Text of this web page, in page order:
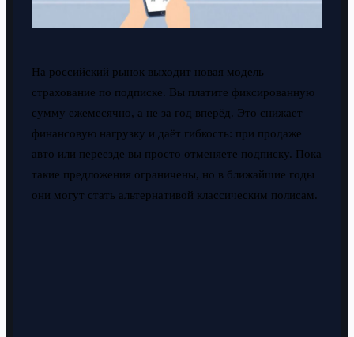
На российский рынок выходит новая модель —
страхование по подписке. Вы платите фиксированную
сумму ежемесячно, а не за год вперёд. Это снижает
финансовую нагрузку и даёт гибкость: при продаже
авто или переезде вы просто отменяете подписку. Пока
такие предложения ограничены, но в ближайшие годы
они могут стать альтернативой классическим полисам.